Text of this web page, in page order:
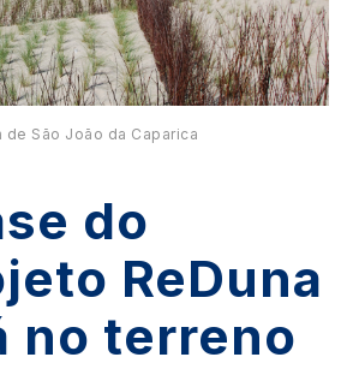
de São João da Caparica
do
ReDuna
no terreno